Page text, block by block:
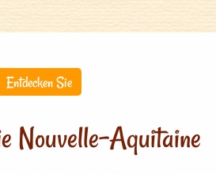
Entdecken Sie
Nouvelle-Aquitaine